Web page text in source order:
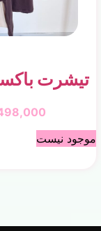
تیشرت
موجود نیست